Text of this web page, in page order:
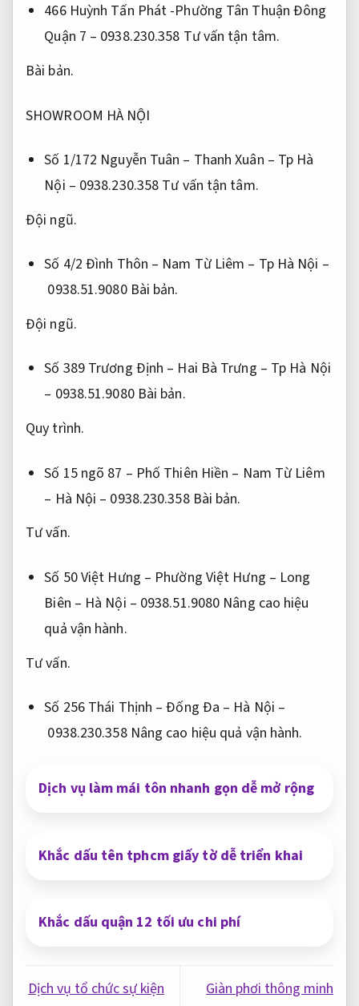
466 Huỳnh Tấn Phát -Phường Tân Thuận Đông
Quận 7 – 0938.230.358 Tư vấn tận tâm.
Bài bản.
SHOWROOM HÀ NỘI
Số 1/172 Nguyễn Tuân – Thanh Xuân – Tp Hà
Nội – 0938.230.358 Tư vấn tận tâm.
Đội ngũ.
Số 4/2 Đình Thôn – Nam Từ Liêm – Tp Hà Nội –
0938.51.9080 Bài bản.
Đội ngũ.
Số 389 Trương Định – Hai Bà Trưng – Tp Hà Nội
– 0938.51.9080 Bài bản.
Quy trình.
Số 15 ngõ 87 – Phố Thiên Hiền – Nam Từ Liêm
– Hà Nội – 0938.230.358 Bài bản.
Tư vấn.
Số 50 Việt Hưng – Phường Việt Hưng – Long
Biên – Hà Nội – 0938.51.9080 Nâng cao hiệu
quả vận hành.
Tư vấn.
Số 256 Thái Thịnh – Đống Đa – Hà Nội –
0938.230.358 Nâng cao hiệu quả vận hành.
Dịch vụ làm mái tôn nhanh gọn dễ mở rộng
Khắc dấu tên tphcm giấy tờ dễ triển khai
Khắc dấu quận 12 tối ưu chi phí
Dịch vụ tổ chức sự kiện
Giàn phơi thông minh